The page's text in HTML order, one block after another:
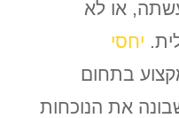
או לא
יחסי
בתחום
את הנוכחות